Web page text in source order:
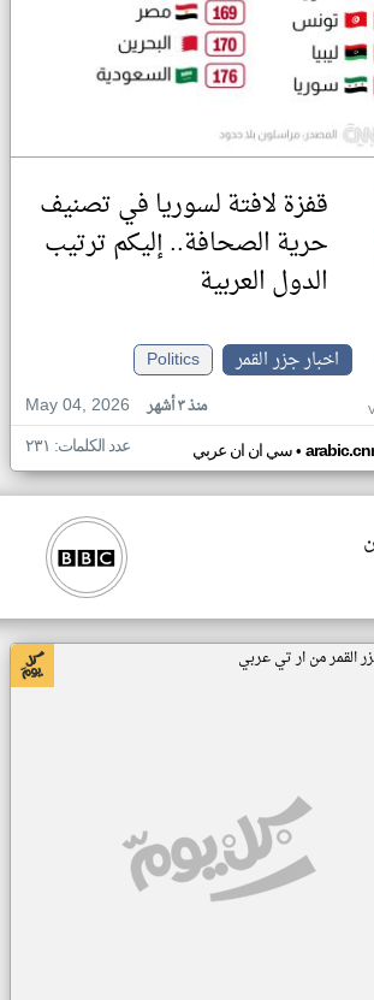
قفزة لافتة لسوريا في تصنيف
حرية الصحافة.. إليكم ترتيب
الدول العربية
اخبار جزر القمر
Politics
May 04, 2026
منذ ٣ أشهر
سي ان ان عربي• عدد الكلمات: ٢٣١
القمر من ار تي عربي